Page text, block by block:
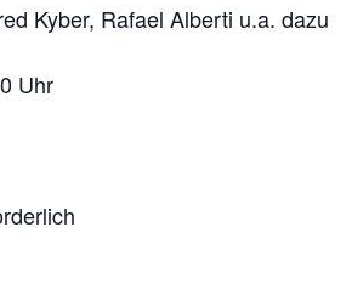
Kyber, Rafael Alberti u.a. dazu
Uhr